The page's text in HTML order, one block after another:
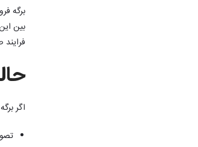
برگه
بین
اگر